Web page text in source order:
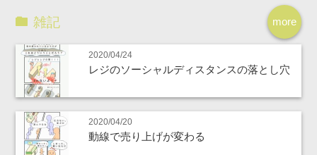
more
雑記
2020/04/24
レジのソーシャルディスタンスの落とし穴
2020/04/20
動線で売り上げが変わる